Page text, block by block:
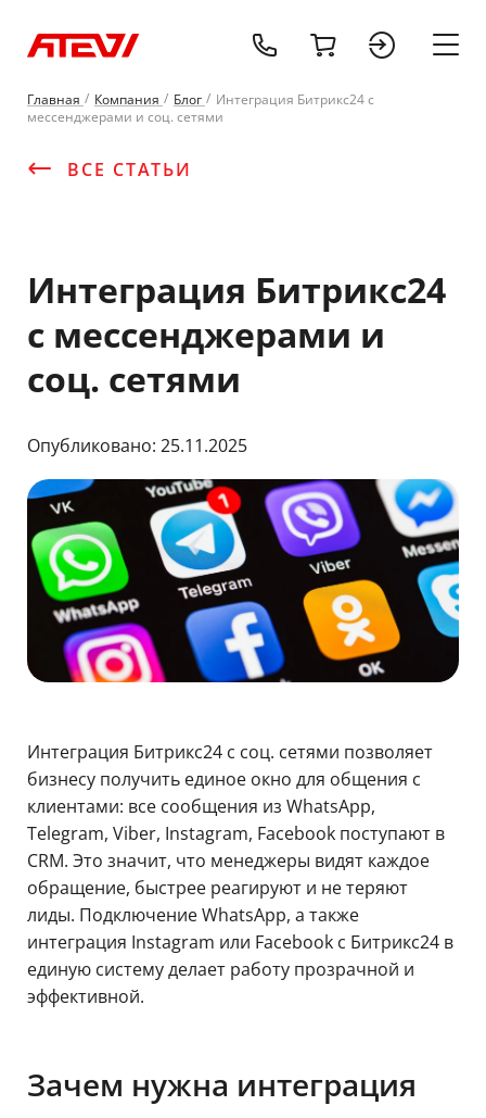
cart sign
Главная Компания Блог
Интеграция Битрикс24 с
мессенджерами и соц. сетями
ВСЕ СТАТЬИ
Интеграция Битрикс24
с мессенджерами и
соц. сетями
Опубликовано: 25.11.2025
Интеграция Битрикс24 с соц. сетями позволяет
бизнесу получить единое окно для общения с
клиентами: все сообщения из WhatsApp,
Telegram, Viber, Instagram, Facebook поступают в
CRM. Это значит, что менеджеры видят каждое
обращение, быстрее реагируют и не теряют
лиды. Подключение WhatsApp, а также
интеграция Instagram или Facebook с Битрикс24 в
единую систему делает работу прозрачной и
эффективной.
Зачем нужна интеграция